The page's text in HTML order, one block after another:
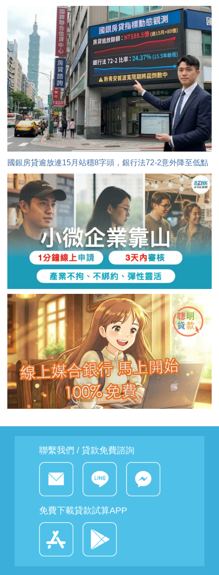
國銀房貸逾放連15月站穩8字頭，銀行法72-2意外降至低點
聯繫我們 / 貸款免費諮詢
免費下載貸款試算APP